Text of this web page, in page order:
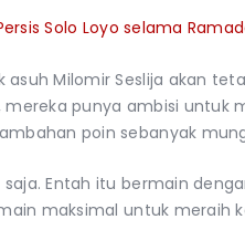
Solo Loyo selama
Milomir Seslija akan
punya ambisi untuk
poin sebanyak
Entah itu bermain
maksimal untuk meraih